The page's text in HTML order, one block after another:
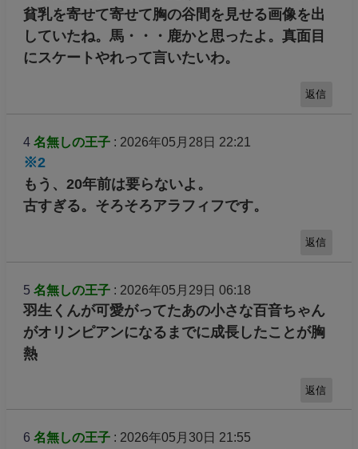
貧乳を寄せて寄せて胸の谷間を見せる画像を出
していたね。馬・・・鹿かと思ったよ。真面目
にスケートやれって言いたいわ。
返信
4 名無しの王子: 2026年05月28日 22:21
※2
もう、20年前は要らないよ。
古すぎる。そろそろアラフィフです。
返信
5 名無しの王子: 2026年05月29日 06:18
羽生くんが可愛がってたあの小さな百音ちゃん
がオリンピアンになるまでに成長したことが胸
熱
返信
6 名無しの王子: 2026年05月30日 21:55